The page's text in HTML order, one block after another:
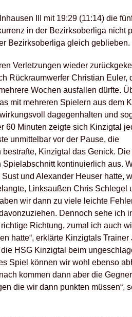
III mit 19:29 (11:14) die
in der Bezirksoberliga nicht
Bezirksoberliga gleich geblieben.
Verletzungen wieder
Rückraumwerfer Christian Euler,
Wochen ausfallen dürfte.
mit mehreren Spielern aus dem
dagegenhalten und
60 Minuten zeigte sich Kinzigtal
unmittelbar vor der Pause, die
Kinzigtal das Genick.
kontinuierlich aus.
und Alexander Heuser hatte,
Linksaußen Chris Schlegel
wir dann zu viele leichte
Dennoch sehe ich
Richtung, zumal ich auch
hatte“, erklärte Kinzigtals Trainer
HSG Kinzigtal beim
Spiel können wir wohl ebenso
kommen dann aber die
die wir dann punkten müssen“,